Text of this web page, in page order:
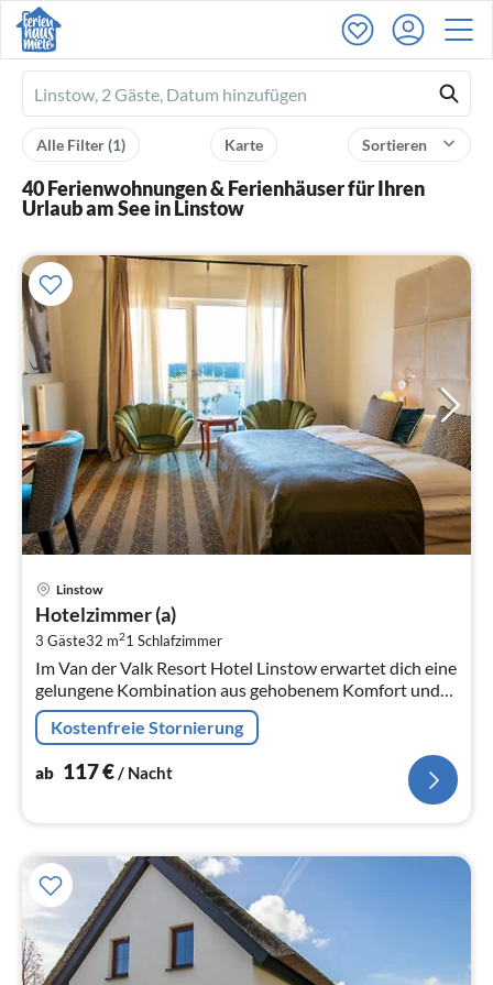
Ferienhausmiete
logo
Sortieren
Karte
Alle Filter(1)
40 Ferienwohnungen & Ferienhäuser für Ihren
Urlaub am See in Linstow
Linstow
Hotelzimmer (a)
3 Gäste32 m21 Schlafzimmer
Im Van der Valk Resort Hotel Linstow erwartet dich eine
gelungene Kombination aus gehobenem Komfort und
naturnahem Erholungsort.
Kostenfreie Stornierung
ab 117€/ Nacht